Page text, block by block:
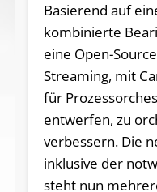
Basierend auf
kombinierte
eine Open-
Streaming, mit
für
entwerfen, zu
verbessern. Die
inklusive der
steht nun